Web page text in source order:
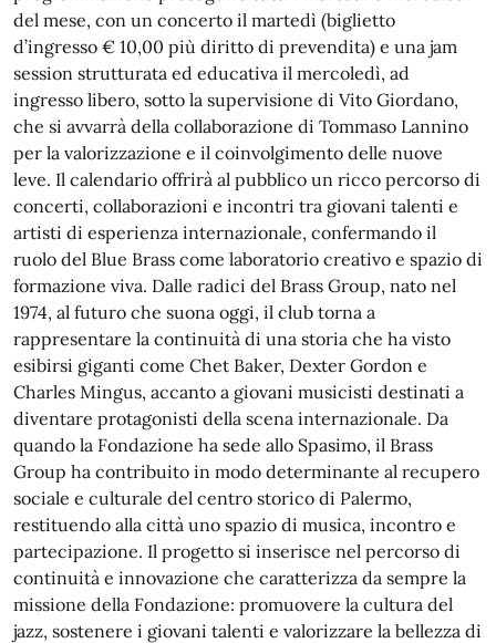
del mese, con un concerto il martedì (biglietto
d’ingresso € 10,00 più diritto di prevendita) e una jam
session strutturata ed educativa il mercoledì, ad
ingresso libero, sotto la supervisione di Vito Giordano,
che si avvarrà della collaborazione di Tommaso Lannino
per la valorizzazione e il coinvolgimento delle nuove
leve. Il calendario offrirà al pubblico un ricco percorso di
concerti, collaborazioni e incontri tra giovani talenti e
artisti di esperienza internazionale, confermando il
ruolo del Blue Brass come laboratorio creativo e spazio di
formazione viva. Dalle radici del Brass Group, nato nel
1974, al futuro che suona oggi, il club torna a
rappresentare la continuità di una storia che ha visto
esibirsi giganti come Chet Baker, Dexter Gordon e
Charles Mingus, accanto a giovani musicisti destinati a
diventare protagonisti della scena internazionale. Da
quando la Fondazione ha sede allo Spasimo, il Brass
Group ha contribuito in modo determinante al recupero
sociale e culturale del centro storico di Palermo,
restituendo alla città uno spazio di musica, incontro e
partecipazione. Il progetto si inserisce nel percorso di
continuità e innovazione che caratterizza da sempre la
missione della Fondazione: promuovere la cultura del
jazz, sostenere i giovani talenti e valorizzare la bellezza di